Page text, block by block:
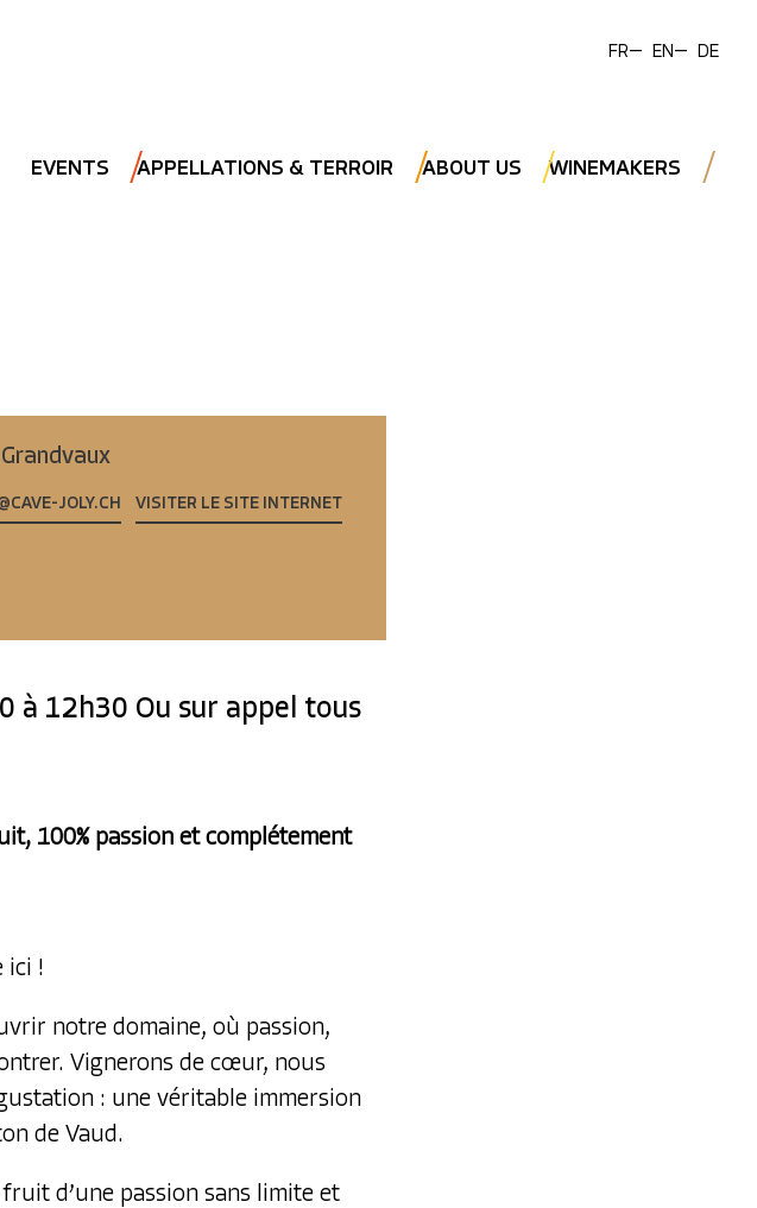
EVENTS APPELLATIONS & TERROIR ABOUT US WINEMAKERS
FR EN DE
JOLY.CH VISITER LE SITE INTERNET
à 12h30 Ou sur appel tous
100% passion et complétement
ici !
notre domaine, où passion,
Vignerons de cœur, nous
: une véritable immersion
de Vaud.
d’une passion sans limite et